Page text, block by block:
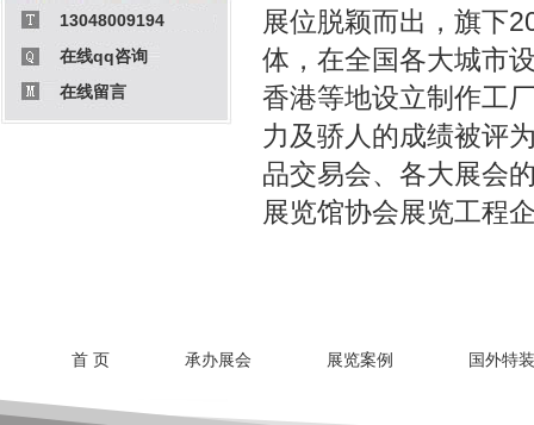
13048009194
在线qq咨询
在线留言
展位脱颖而出，旗下
体，在全国各大城市
香港等地设立制作工
力及骄人的成绩被评
品交易会、各大展会
展览馆协会展览工程
首 页 承办展会 展览案例 国外特